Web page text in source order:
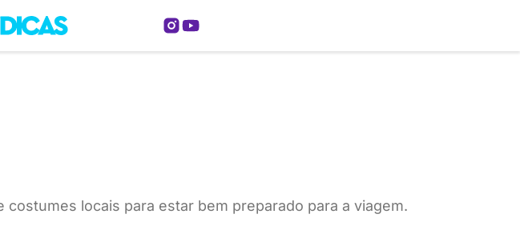
Estados Unidos Quem Somos
locais para estar bem preparado para a viagem.